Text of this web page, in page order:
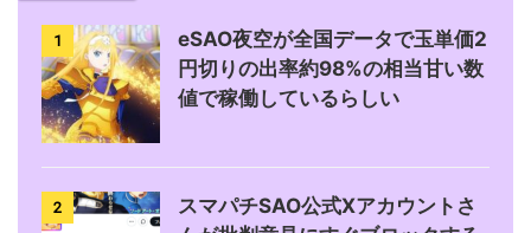
1
eSAO夜空が全国データで玉単価2
円切りの出率約98%の相当甘い数
値で稼働しているらしい
2
スマパチSAO公式Xアカウントさ